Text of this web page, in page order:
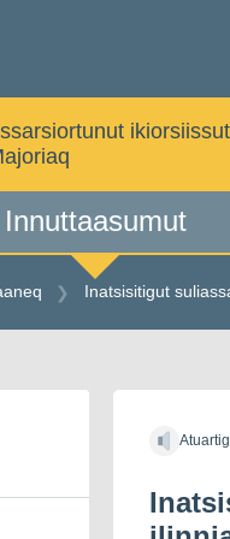
Innuttaasumut
Inatsisitigut